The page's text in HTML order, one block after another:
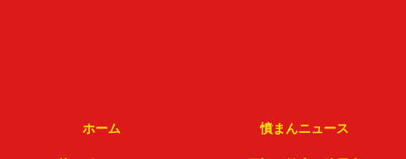
ホーム 憤まんニュース